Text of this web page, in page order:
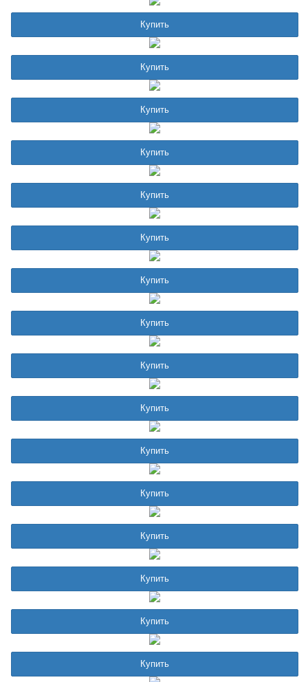
Купить
Купить
Купить
Купить
Купить
Купить
Купить
Купить
Купить
Купить
Купить
Купить
Купить
Купить
Купить
Купить